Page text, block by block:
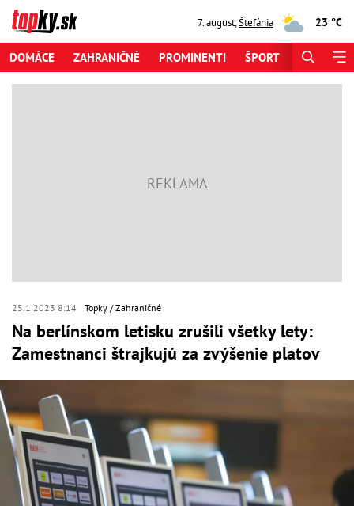
7. august,Štefánia 23 °C
DOMÁCE ZAHRANIČNÉ PROMINENTI ŠPORT
25.1.2023 8:14 Topky Zahraničné
Na berlínskom letisku zrušili všetky lety:
Zamestnanci štrajkujú za zvýšenie platov